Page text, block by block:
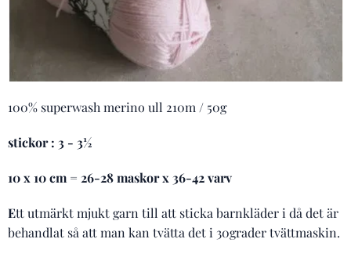
100% superwash merino ull 210m / 50g
stickor : 3 - 3½
10 x 10 cm = 26-28 maskor x 36-42 varv
Ett utmärkt mjukt garn till att sticka barnkläder i då det är
behandlat så att man kan tvätta det i 30grader tvättmaskin.